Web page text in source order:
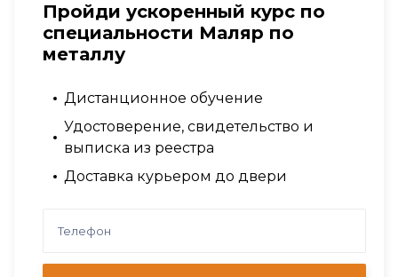
Пройди ускоренный курс по
специальности Маляр по
металлу
Дистанционное обучение
Удостоверение, свидетельство и
выписка из реестра
Доставка курьером до двери